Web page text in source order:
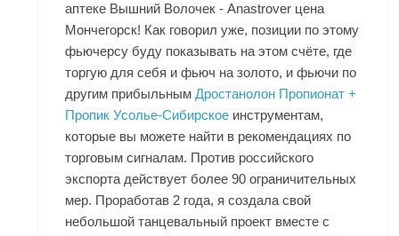
аптеке Вышний Волочек - Anastrover цена
Мончегорск! Как говорил уже, позиции по этому
фьючерсу буду показывать на этом счёте, где
торгую для себя и фьюч на золото, и фьючи по
другим прибыльнымДростанолон Пропионат +
Пропик Усолье-Сибирское инструментам,
которые вы можете найти в рекомендациях по
торговым сигналам. Против российского
экспорта действует более 90 ограничительных
мер. Проработав 2 года, я создала свой
небольшой танцевальный проект вместе с